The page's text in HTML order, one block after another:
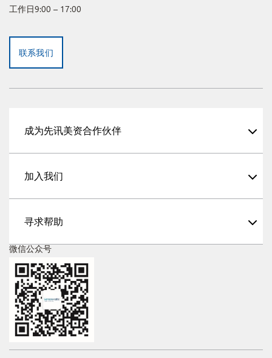
工作日9:00 – 17:00
联系我们
成为先讯美资合作伙伴
加入我们
寻求帮助
微信公众号